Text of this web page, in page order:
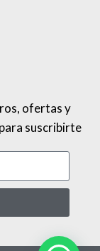
ofertas y
suscribirte